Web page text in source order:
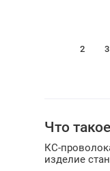
2 3
Что
КС-
изделие